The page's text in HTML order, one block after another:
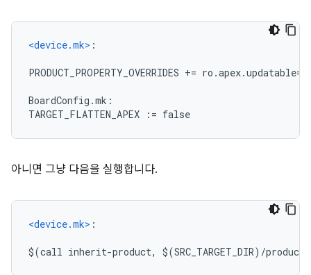
<device.mk> :
PRODUCT_PROPERTY_OVERRIDES +=
BoardConfig.mk:
TARGET_FLATTEN_APEX := false
아니면 그냥 다음을 실행합니다.
<device.mk> :
$(call inherit-product, $(SRC_TARGET_DIR)/product/